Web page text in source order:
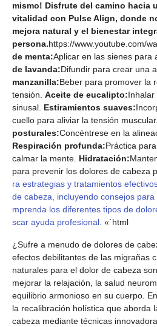
mismo! Disfrute del camino hacia
vitalidad con Pulse Align, donde
mejora natural y el bienestar
persona.https://www.youtube.com/
de menta:Aplicar en las sienes para
de lavanda:Difundir para crear una
manzanilla:Beber para promover la
tensión. Aceite de eucalipto:Inhalar
sinusal. Estiramientos suaves:
cuello para aliviar la tensión muscular.
posturales:Concéntrese en la
Respiración profunda:Práctica
calmar la mente. Hidratación:
para prevenir los dolores de cabeza
ra estrategias y tratamientos
de cabeza, incluyendo consejos
mprenda los diferentes tipos de
scar ayuda profesional. «`html
¿Sufre a menudo de dolores de
efectos debilitantes de las migrañas
naturales para el dolor de cabeza
mejorar la relajación, la salud
equilibrio armonioso en su cuerpo.
la recalibración holística que aborda
cabeza mediante técnicas